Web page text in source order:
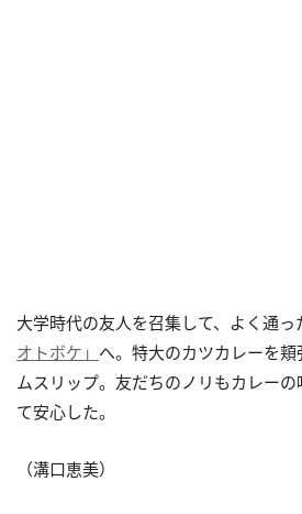
大学時代の友人を召集して、よく通っ
オトボケ」 へ。特大のカツカレーを
ムスリップ。友だちのノリもカレーの
て安心した。
（溝口恵美）